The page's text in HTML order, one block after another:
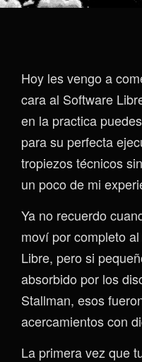
Hoy les vengo a
cara al Software
en la practica
para su perfecta
tropiezos técnicos
un poco de mi
Ya no recuerdo
moví por completo
Libre, pero si
absorbido por los
Stallman, esos
acercamientos con
La primera vez que